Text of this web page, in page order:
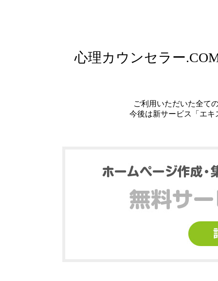
心理カウンセラー
ご利用いただいた全て
今後は新サービス「エ